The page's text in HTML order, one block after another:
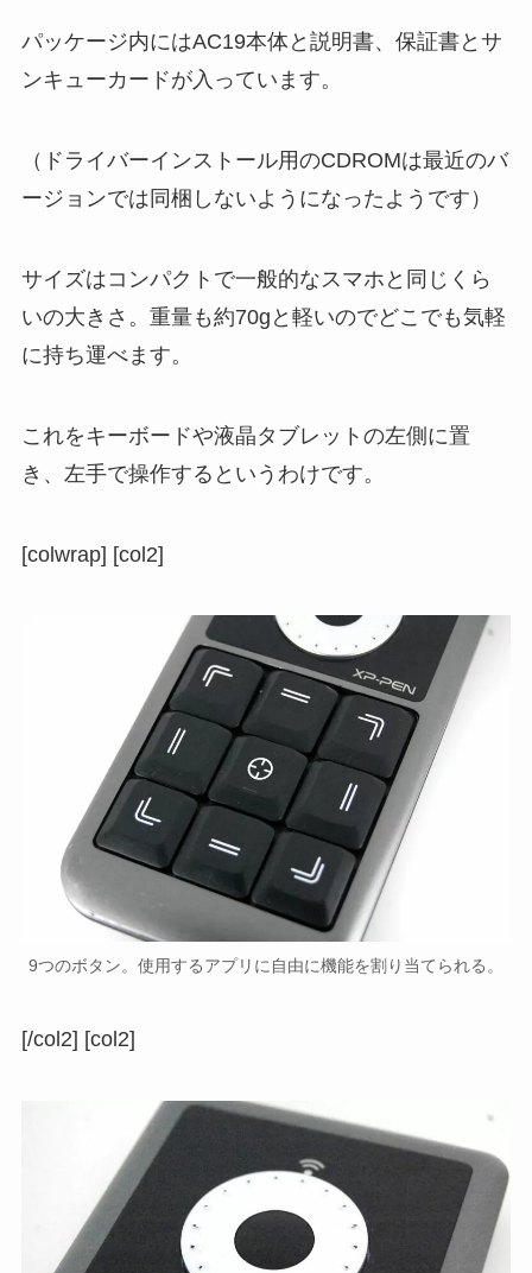
パッケージ内にはAC19本体と説明書、保証書とサ
ンキューカードが入っています。
（ドライバーインストール用のCDROMは最近のバ
ージョンでは同梱しないようになったようです）
サイズはコンパクトで一般的なスマホと同じくら
いの大きさ。重量も約70gと軽いのでどこでも気軽
に持ち運べます。
これをキーボードや液晶タブレットの左側に置
き、左手で操作するというわけです。
[colwrap] [col2]
9つのボタン。使用するアプリに自由に機能を割り当てられる。
[/col2] [col2]